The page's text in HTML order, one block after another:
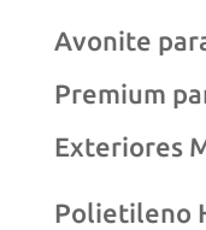
Avonite
Premium
Exteriores
Polietileno